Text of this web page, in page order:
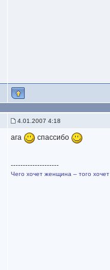
4.01.2007 4:18
ага спассибо
--------------------
Чего хочет женщина – того